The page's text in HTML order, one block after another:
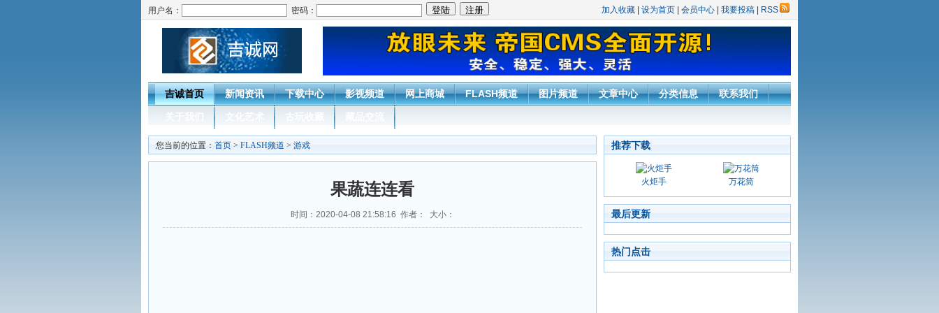
用户名： 密码： 加入收藏 设为首页 会员中心 我要投稿 RSS
吉诚首页 新闻资讯 下载中心 影视频道 网上商城 FLASH频道 图片频道 文章中心 分类信息 联系我们
关于我们 文化艺术 古玩收藏 藏品交流
您当前的位置： 首页 > FLASH频道 > 游戏
果蔬连连看
时间：2020-04-08 21:58:16 作者： 大小：
推荐下载
火炬手 万花筒
最后更新
热门点击